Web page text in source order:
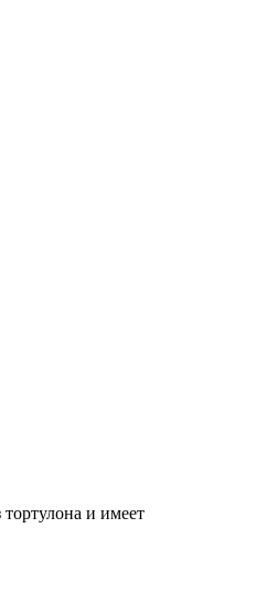
и имеет